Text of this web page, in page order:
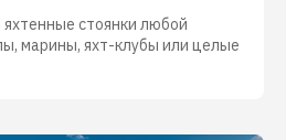
стоянки любой
марины, яхт-клубы или целые